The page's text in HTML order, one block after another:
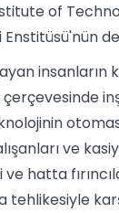
of
insanların
ve
hatta
tehlikesiyle